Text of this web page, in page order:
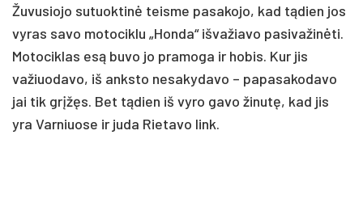
Žuvusiojo sutuoktinė teisme pasakojo, kad tądien jos
vyras savo motociklu „Honda“ išvažiavo pasivažinėti.
Motociklas esą buvo jo pramoga ir hobis. Kur jis
važiuodavo, iš anksto nesakydavo – papasakodavo
jai tik grįžęs. Bet tądien iš vyro gavo žinutę, kad jis
yra Varniuose ir juda Rietavo link.